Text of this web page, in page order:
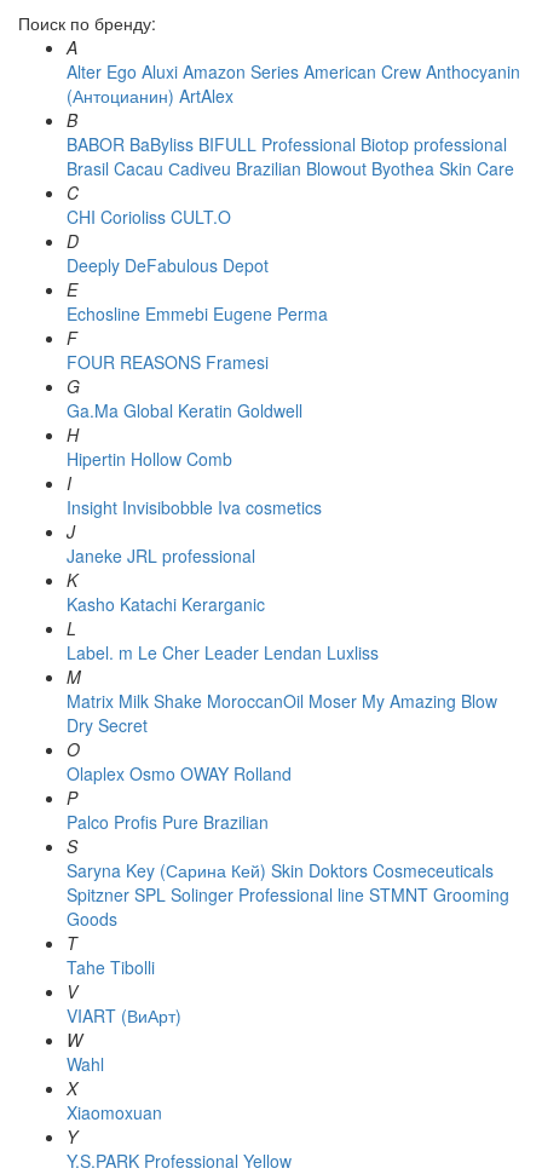
Поиск по бренду:
A
Alter Ego Aluxi Amazon Series American Crew Anthocyanin
(Антоцианин) ArtAlex
B
BABOR BaByliss BIFULL Professional Biotop professional
Brasil Cacau Сadiveu Brazilian Blowout Byothea Skin Care
C
CHI Corioliss CULT.O
D
Deeply DeFabulous Depot
E
Echosline Emmebi Eugene Perma
F
FOUR REASONS Framesi
G
Ga.Ma Global Keratin Goldwell
H
Hipertin Hollow Comb
I
Insight Invisibobble Iva cosmetics
J
Janeke JRL professional
K
Kasho Katachi Kerarganic
L
Label. m Le Cher Leader Lendan Luxliss
M
Matrix Milk Shake MoroccanOil Moser My Amazing Blow
Dry Secret
O
Olaplex Osmo OWAY Rolland
P
Palco Profis Pure Brazilian
S
Saryna Key (Сарина Кей) Skin Doktors Cosmeceuticals
Spitzner SPL Solinger Professional line STMNT Grooming
Goods
T
Tahe Tibolli
V
VIART (ВиАрт)
W
Wahl
X
Xiaomoxuan
Y
Y.S.PARK Professional Yellow